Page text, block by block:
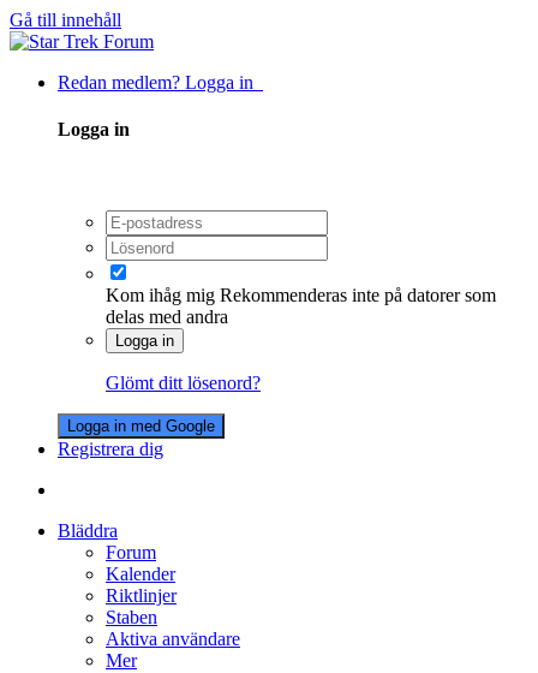
Gå till innehåll
Redan medlem? Logga in
Logga in
Kom ihåg mig Rekommenderas inte på datorer som
delas med andra
Logga in
Glömt ditt lösenord?
Logga in med Google
Registrera dig
Bläddra
Forum
Kalender
Riktlinjer
Staben
Aktiva användare
Mer